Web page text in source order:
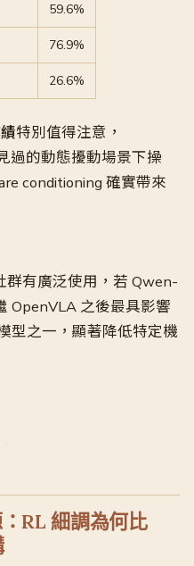
59.6%
76.9%
26.6%
特別值得注意，
過的動態擾動場景下操
conditioning 確實帶來
有廣泛使用，若 Qwen-
OpenVLA 之後最具影響
型之一，顯著降低特定機
RL 細調為何比